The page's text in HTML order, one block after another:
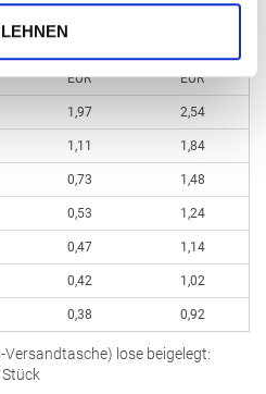
zzgl. Prägung
EUR
1,97
1,11
0,73
0,53
0,47
0,42
0,38
EUR
2,54
1,84
1,48
1,24
1,14
1,02
0,92
lose beigelegt: